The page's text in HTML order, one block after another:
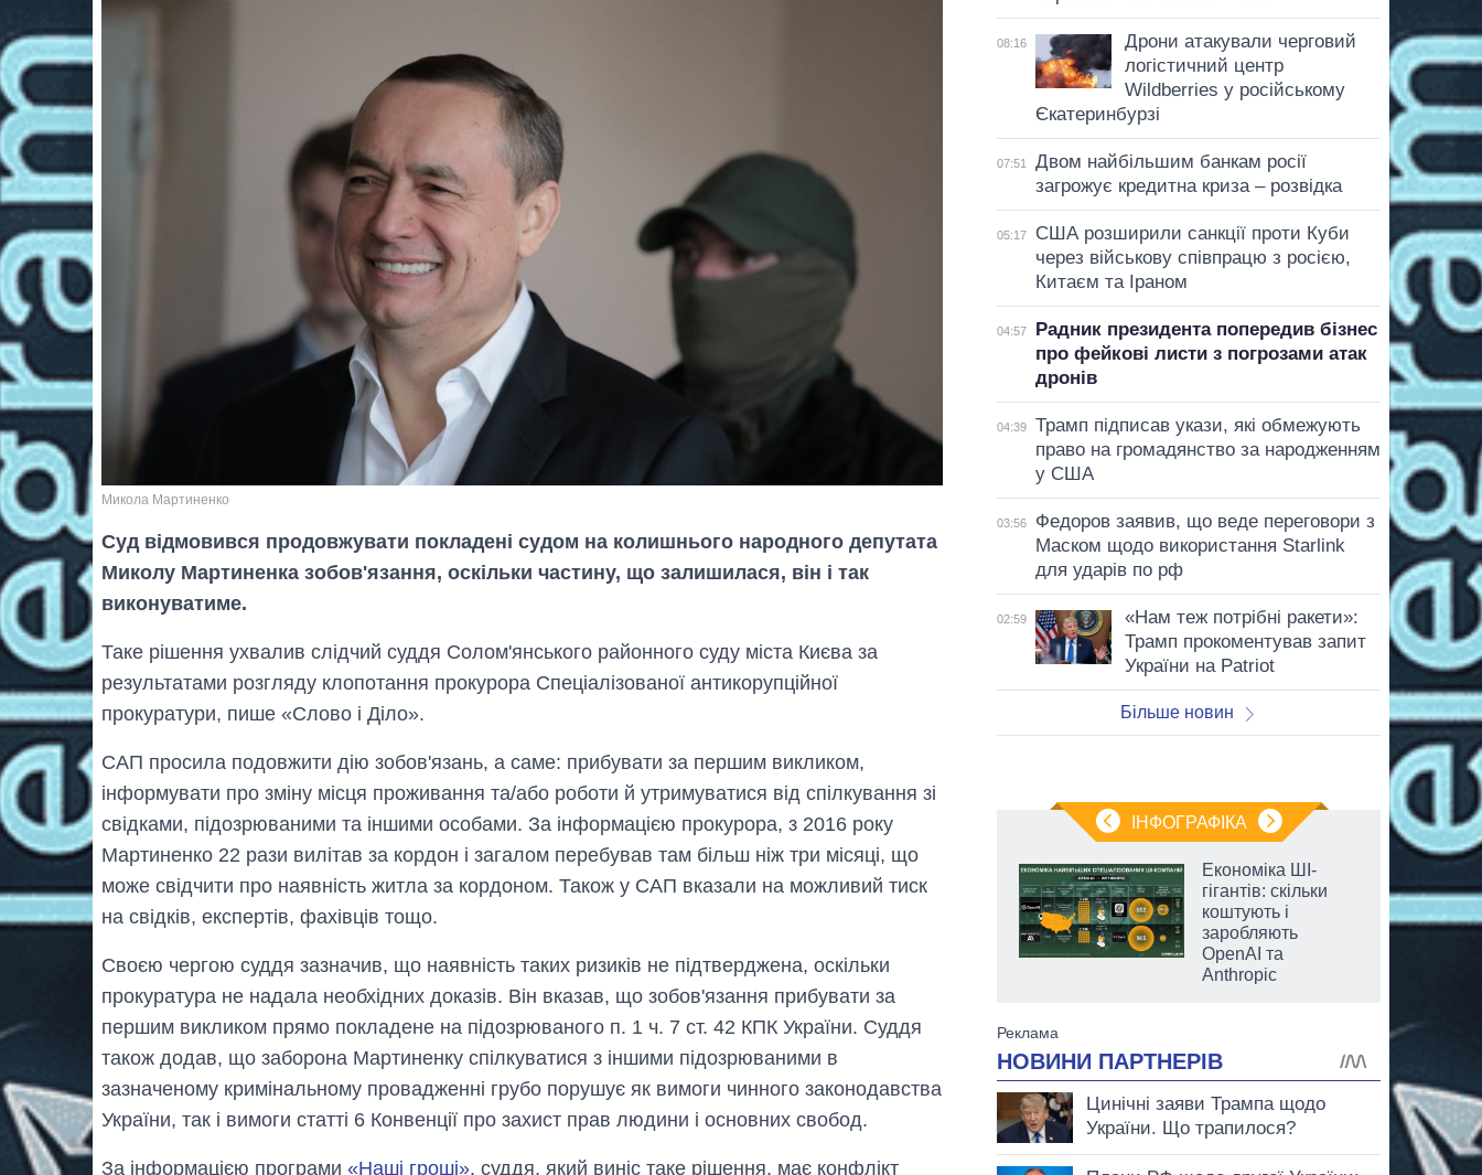
Микола Мартиненко
Суд відмовився продовжувати покладені судом на колишнього народного депутата
Миколу Мартиненка зобов'язання, оскільки частину, що залишилася, він і так
виконуватиме.
Таке рішення ухвалив слідчий суддя Солом'янського районного суду міста Києва за
результатами розгляду клопотання прокурора Спеціалізованої антикорупційної
прокуратури, пише «Слово і Діло».
САП просила подовжити дію зобов'язань, а саме: прибувати за першим викликом,
інформувати про зміну місця проживання та/або роботи й утримуватися від спілкування зі
свідками, підозрюваними та іншими особами. За інформацією прокурора, з 2016 року
Мартиненко 22 рази вилітав за кордон і загалом перебував там більш ніж три місяці, що
може свідчити про наявність житла за кордоном. Також у САП вказали на можливий тиск
на свідків, експертів, фахівців тощо.
Своєю чергою суддя зазначив, що наявність таких ризиків не підтверджена, оскільки
прокуратура не надала необхідних доказів. Він вказав, що зобов'язання прибувати за
першим викликом прямо покладене на підозрюваного п. 1 ч. 7 ст. 42 КПК України. Суддя
також додав, що заборона Мартиненку спілкуватися з іншими підозрюваними в
зазначеному кримінальному провадженні грубо порушує як вимоги чинного законодавства
України, так і вимоги статті 6 Конвенції про захист прав людини і основних свобод.
За інформацією програми «Наші гроші», суддя, який виніс таке рішення, має конфлікт
08:16
Дрони атакували черговий
логістичний центр
Wildberries у російському
Єкатеринбурзі
07:51
Двом найбільшим банкам росії
загрожує кредитна криза – розвідка
05:17
США розширили санкції проти Куби
через військову співпрацю з росією,
Китаєм та Іраном
04:57
Радник президента попередив бізнес
про фейкові листи з погрозами атак
дронів
04:39
Трамп підписав укази, які обмежують
право на громадянство за народженням
у США
03:56
Федоров заявив, що веде переговори з
Маском щодо використання Starlink
для ударів по рф
02:59
«Нам теж потрібні ракети»:
Трамп прокоментував запит
України на Patriot
Більше новин
ІНФОГРАФІКА
Як зросли тарифи
на холодну воду у
Економіка ШІ-
гігантів: скільки
коштують і
заробляють
OpenAI та
Anthropic